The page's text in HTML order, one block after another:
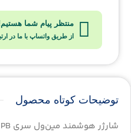
منتظر پیام شما
از طریق واتساپ با ما در
توضیحات کوتاه محصول